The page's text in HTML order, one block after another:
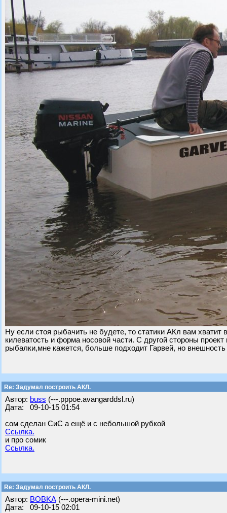
Ну если стоя рыбачить не будете, то статики АКл вам
килеватость и форма носовой части. С другой стороны
рыбалки,мне кажется, больше подходит Гарвей, но
Re: Задумал построить АКЛ.
Автор: buss (---.pppoe.avangarddsl.ru)
Дата: 09-10-15 01:54
сом сделан СиС а ещё и с небольшой рубкой
Ссылка.
и про сомик
Ссылка.
Re: Задумал построить АКЛ.
Автор: BOBKA (---.opera-mini.net)
Дата: 09-10-15 02:01